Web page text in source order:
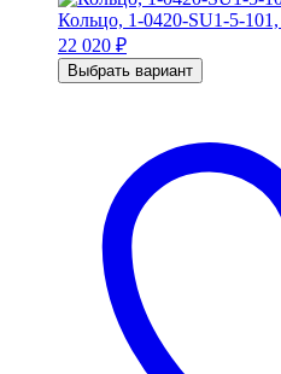
Кольцо, 1-0420-SU1-5-
22 020 ₽
Выбрать вариант